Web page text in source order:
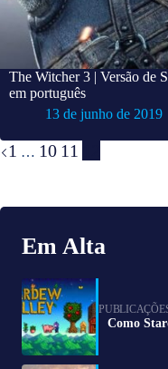
The Witcher 3 | Versão de
em português
13 de junho de 2019
1 … 10 11
Em Alta
Como